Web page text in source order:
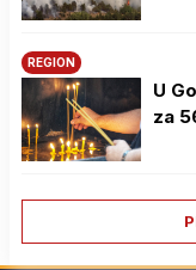
REGION
U
za